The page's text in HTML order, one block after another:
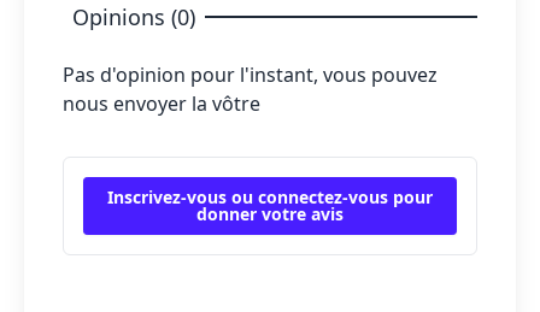
Opinions (0)
Pas d'opinion pour l'instant, vous pouvez
nous envoyer la vôtre
Inscrivez-vous ou connectez-vous pour
donner votre avis